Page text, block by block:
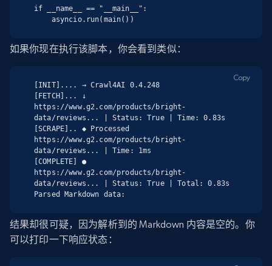
if __name__ == "__main__":
    asyncio.run(main())
如果你现在执行该脚本，你会看到类似：
[INIT].... → Crawl4AI 0.4.248
[FETCH]... ↓
https://www.g2.com/products/bright-
data/reviews... | Status: True | Time: 0.83s
[SCRAPE].. ◆ Processed
https://www.g2.com/products/bright-
data/reviews... | Time: 1ms
[COMPLETE] ●
https://www.g2.com/products/bright-
data/reviews... | Status: True | Total: 0.83s
Parsed Markdown data:
Copy
结果却很可疑，因为解析到的 Markdown 内容是空的。你
可以打印一下响应状态：